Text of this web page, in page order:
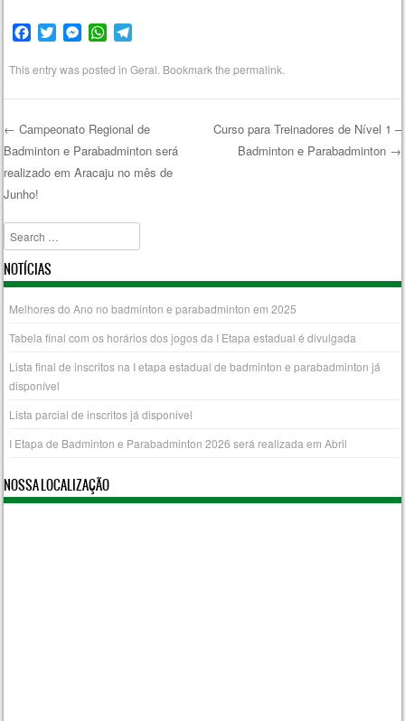
F
c
b
o
o
k
T
i
t
e
r
M
s
e
n
g
e
r
W
a
s
A
p
p
l
g
r
a
m
This entry was posted inGeral . Bookmark thepermalink
Post navigation
← Campeonato Regional de
Badminton e Parabadminton será
realizado em Aracaju no mês de
Junho!
Curso para Treinadores de Nível 1 –
Badminton e Parabadminton →
Search
NOTÍCIAS
Melhores do Ano no badminton e parabadminton em 2025
Tabela final com os horários dos jogos da I Etapa estadual é divulgada
Lista final de inscritos na I etapa estadual de badminton e parabadminton já
disponível
Lista parcial de inscritos já disponivel
I Etapa de Badminton e Parabadminton 2026 será realizada em Abril
NOSSA LOCALIZAÇÃO